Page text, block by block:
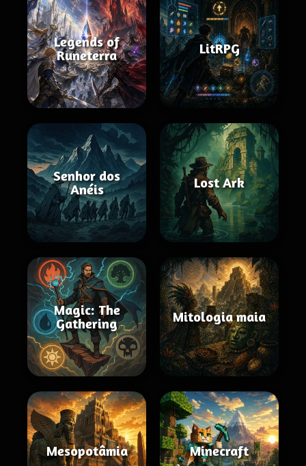
Legends of
Runeterra
LitRPG
Senhor dos
Anéis
Lost Ark
Magic: The
Gathering
Mitologia maia
Mesopotâmia Minecraft